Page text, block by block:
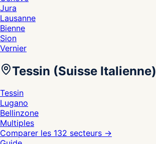
Jura
Lausanne
Bienne
Sion
Vernier
Tessin (Suisse Italienne)
Tessin
Lugano
Bellinzone
Multiples
Comparer les 132 secteurs →